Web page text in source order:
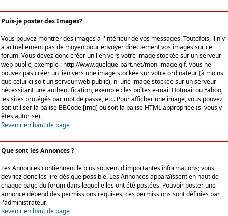
Puis-je poster des Images?
Vous pouvez montrer des images à l'intérieur de vos messages. Toutefois, il n'y
a actuellement pas de moyen pour envoyer directement vos images sur ce
forum. Vous devez donc créer un lien vers votre image stockée sur un serveur
web public, exemple : http://www.quelque-part.net/mon-image.gif. Vous ne
pouvez pas créer un lien vers une image stockée sur votre ordinateur (à moins
que celui-ci soit un serveur web public), ni une image stockée sur un serveur
nécessitant une authentification, exemple : les boîtes e-mail Hotmail ou Yahoo,
les sites protégés par mot de passe, etc. Pour afficher une image, vous pouvez
soit utiliser la balise BBCode [img] ou soit la balise HTML appropriée (si vous y
êtes autorisé).
Revenir en haut de page
Que sont les Annonces ?
Les Annonces contiennent le plus souvent d'importantes informations; vous
devriez donc les lire dès que possible. Les Annonces apparaîssent en haut de
chaque page du forum dans lequel elles ont été postées. Pouvoir poster une
annonce dépend des permissions requises; ces permissions sont définies par
l'administrateur.
Revenir en haut de page